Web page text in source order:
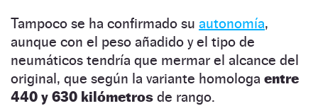
Tampoco se ha confirmado su autonomía,
aunque con el peso añadido y el tipo de
neumáticos tendría que mermar el alcance del
original, que según la variante homologa entre
440 y 630 kilómetros de rango.